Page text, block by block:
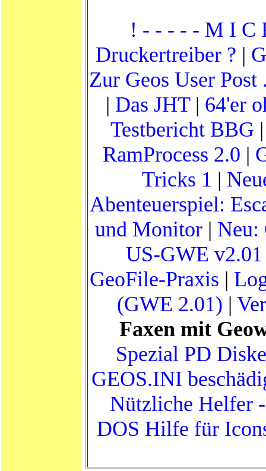
! - - - - - M I C
Druckertreiber ? |
Zur Geos User Post
| Das JHT| 64'er
Testbericht BBG
RamProcess 2.0 |
Tricks 1 |
Abenteuerspiel:
und Monitor | Neu:
US-GWE
GeoFile-Praxis |
(GWE 2.01) |
Faxen mit
Spezial PD
GEOS.INI
Nützliche Helfer
DOS Hilfe für